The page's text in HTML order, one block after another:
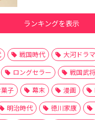
ランキングを表示
戦国時代 大河ドラマ
ロングセラー 戦国武将
子 幕末 漫画
明治時代 徳川家康